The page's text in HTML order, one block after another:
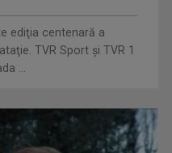
ediţia centenară a
TVR Sport şi TVR 1
...